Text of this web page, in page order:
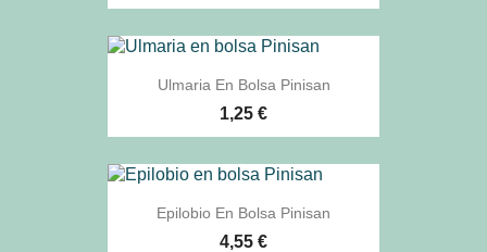
Ulmaria En Bolsa Pinisan
1,25 €
Epilobio En Bolsa Pinisan
4,55 €